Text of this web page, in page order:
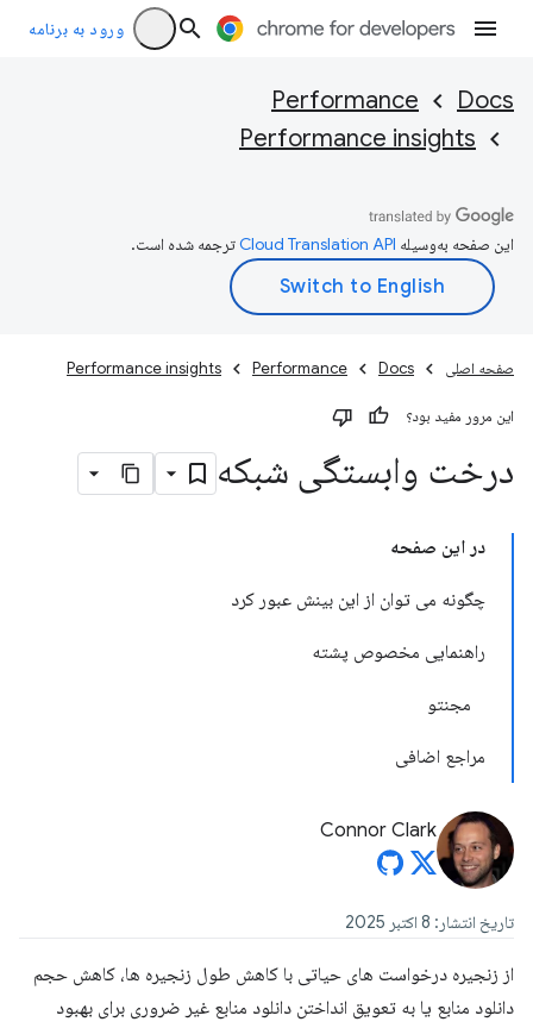
ورود به برنامه
Docs
Performance
Performance insights
این صفحه به‌وسیله ترجمه شده است.
صفحه اصلی Docs
Performance
Performance insights
این مرور مفید بود؟
درخت وابستگی شبکه
در این صفحه
چگونه می توان از این بینش عبور کرد
راهنمایی مخصوص پشته
مجنتو
مراجع اضافی
Connor Clark
تاریخ انتشار: 8 اکتبر 2025
از زنجیره درخواست های حیاتی با کاهش طول زنجیره ها، کاهش حجم
دانلود منابع یا به تعویق انداختن دانلود منابع غیر ضروری برای بهبود